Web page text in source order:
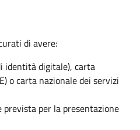
di avere:
identità digitale), carta
o carta nazionale dei servizi
per la presentazione